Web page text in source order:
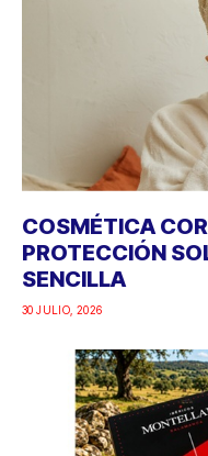
COSMÉTICA
PROTECCIÓN
SENCILLA
30 JULIO, 2026